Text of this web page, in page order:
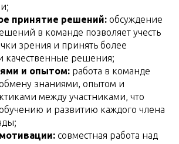
принятие решений: обсуждение
в команде позволяет учесть
зрения и принять более
качественные решения;
и опытом: работа в команде
обмену знаниями, опытом и
между участниками, что
обучению и развитию каждого члена
совместная работа над